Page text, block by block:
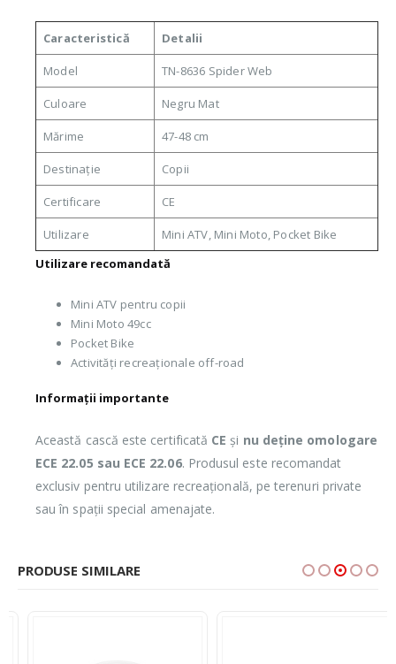
Caracteristică Detalii
Model TN-8636 Spider Web
Culoare Negru Mat
Mărime 47-48 cm
Destinație Copii
Certificare CE
Utilizare
Mini ATV, Mini Moto, Pocket Bike
Utilizare recomandată
Mini ATV pentru copii
Mini Moto 49cc
Pocket Bike
Activități recreaționale off-road
Informații importante
Această cască este certificată CE și nu deține omologare
ECE 22.05 sau ECE 22.06. Produsul este recomandat
exclusiv pentru utilizare recreațională, pe terenuri private
sau în spații special amenajate.
PRODUSE SIMILARE